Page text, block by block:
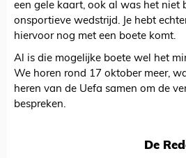
een gele kaart, ook al was het niet
onsportieve wedstrijd. Je hebt
hiervoor nog met een boete komt.
Al is die mogelijke boete wel het
We horen rond 17 oktober meer,
heren van de Uefa samen om de
bespreken.
De